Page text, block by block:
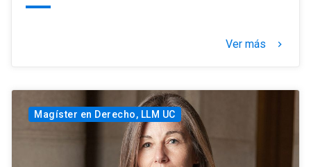
Ver más keyboard_arrow_right
Magíster en Derecho, LLM UC